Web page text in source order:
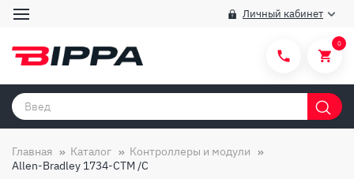
Личный кабинет
Категории товаров
Способы покупки
0
Главная Каталог
Контроллеры и модули
Allen-Bradley 1734-CTM /C